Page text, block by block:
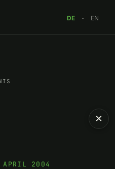
DE · EN
2004
×